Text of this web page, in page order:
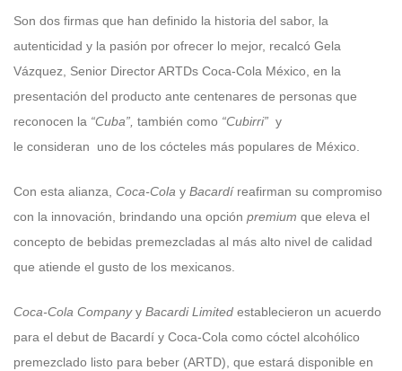
Son dos firmas que han definido la historia del sabor, la
autenticidad y la pasión por ofrecer lo mejor, recalcó Gela
Vázquez, Senior Director ARTDs Coca-Cola México, en la
presentación del producto ante centenares de personas que
reconocen la “Cuba”, también como “Cubirri” y
le consideran uno de los cócteles más populares de México.
Con esta alianza, Coca-Cola y Bacardíreafirman su compromiso
con la innovación, brindando una opción premium que eleva el
concepto de bebidas premezcladas al más alto nivel de calidad
que atiende el gusto de los mexicanos.
Coca-Cola Companyy Bacardi Limited establecieron un acuerdo
para el debut de Bacardí y Coca-Cola como cóctel alcohólico
premezclado listo para beber (ARTD), que estará disponible en